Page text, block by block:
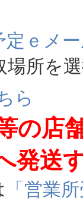
定ｅメ
場所を
ら
の店
発送
「営業